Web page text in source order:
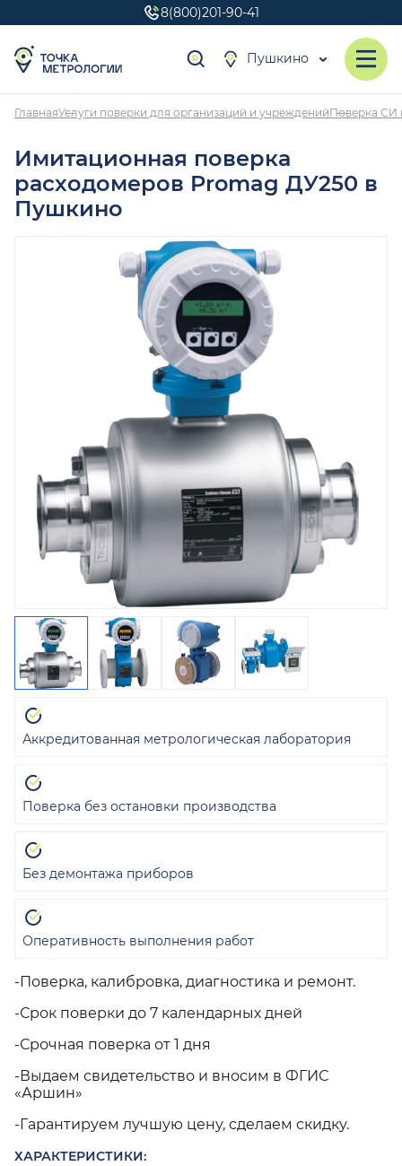
8(800)201-90-41
Пушкино
ГлавнаяУслуги поверки для организаций и учрежденийПоверка СИ
Имитационная поверка
расходомеров Promag ДУ250 в
Пушкино
-Поверка, калибровка, диагностика и ремонт.
-Срок поверки до 7 календарных дней
-Срочная поверка от 1 дня
-Выдаем свидетельство и вносим в ФГИС
«Аршин»
-Гарантируем лучшую цену, сделаем скидку.
ХАРАКТЕРИСТИКИ:
Аккредитованная метрологическая лаборатория
Поверка без остановки производства
Без демонтажа приборов
Оперативность выполнения работ